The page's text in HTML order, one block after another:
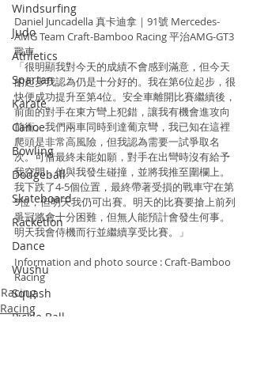
Windsurfing
Judo
Athletics
Spartan
Karate
Canoe
Bowling
Dodgeball
Skateboard
Racketlon
Dance
Wushu
Squash
Pickle Ball
Daniel Juncadella 真卡迪拿｜91號 Mercedes-
AMG Team Craft-Bamboo Racing 平治AMG-GT3
戰車
「很明顯我對今天的成績不會感到滿意，但今天
的起步我認為仍是十分好的。我在第6位起步，很
快便成功提升至第4位。安全車離開比賽繼續後，
前面的對手在東方彎上犯錯，讓我有機會進攻向
前衝。我們兩車同時到達葡京彎，我已知在這裡
爬頭是非常高風險，但我認為需要一試爭取名
次。可惜最終未能如願，對手在出彎時沒有給予
我空間，他與我發生碰撞，並將我推至圍欄上。
我下跌了4-5個位置，最終帶著受損的戰車守在第
9位，但明天我仍可出賽。明天的比賽要搶上前列
爭冠將會十分困難，但無人能預計會發生何事。
明天我會侍機而行並繼續享受比賽。」
Information and photo source : Craft-Bamboo
Racing
Racing
Racing